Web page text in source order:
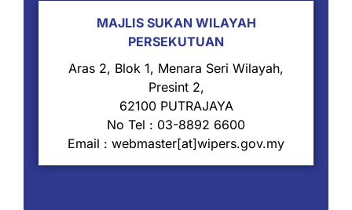
MAJLIS SUKAN WILAYAH
PERSEKUTUAN
Aras 2, Blok 1, Menara Seri Wilayah,
Presint 2,
62100 PUTRAJAYA
No Tel : 03-8892 6600
Email : webmaster[at]wipers.gov.my